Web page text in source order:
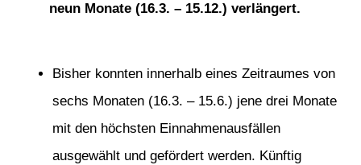
neun Monate (16.3. – 15.12.) verlängert.
Bisher konnten innerhalb eines Zeitraumes von
sechs Monaten (16.3. – 15.6.) jene drei Monate
mit den höchsten Einnahmenausfällen
ausgewählt und gefördert werden. Künftig